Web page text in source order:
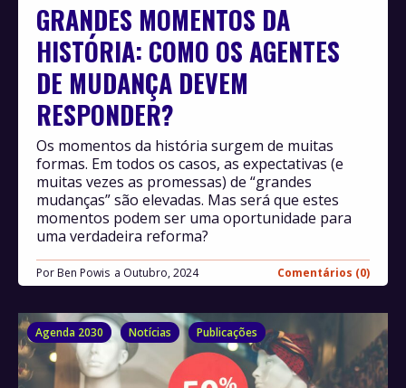
GRANDES MOMENTOS DA
HISTÓRIA: COMO OS AGENTES
DE MUDANÇA DEVEM
RESPONDER?
Por Ben Powis Outubro, 2024 Comentários (0)
Os momentos da história surgem de muitas
formas. Em todos os casos, as expectativas (e
muitas vezes as promessas) de “grandes
mudanças” são elevadas. Mas será que estes
momentos podem ser uma oportunidade para
uma verdadeira reforma?
Agenda 2030 Notícias Publicações